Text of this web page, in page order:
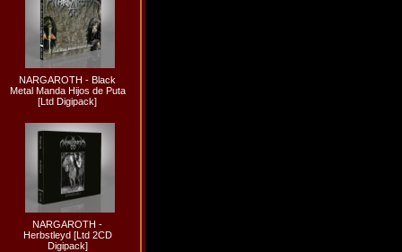
NARGAROTH - Black
Metal Manda Hijos de Puta
[Ltd Digipack]
NARGAROTH -
Herbstleyd [Ltd 2CD
Digipack]